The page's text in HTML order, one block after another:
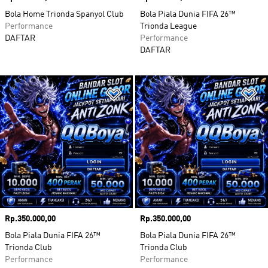
Bola Home Trionda Spanyol Club
Performance
DAFTAR
Bola Piala Dunia FIFA 26™
Trionda League
Performance
DAFTAR
Tambahkan ke Wishlist
Harga
Rp.350.000,00
Bola Piala Dunia FIFA 26™
Trionda Club
Performance
Harga
Rp.350.000,00
Bola Piala Dunia FIFA 26™
Trionda Club
Performance